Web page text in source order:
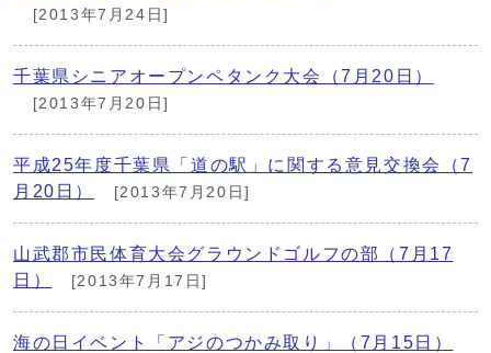
[2013年7月24日]
千葉県シニアオープンペタンク大会（7月20日）
[2013年7月20日]
平成25年度千葉県「道の駅」に関する意見交換会（7
月20日）
[2013年7月20日]
山武郡市民体育大会グラウンドゴルフの部（7月17
日）
[2013年7月17日]
海の日イベント「アジのつかみ取り」（7月15日）